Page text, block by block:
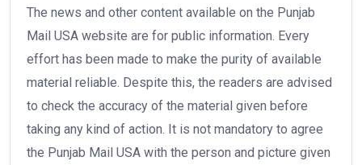
The news and other content available on the Punjab
Mail USA website are for public information. Every
effort has been made to make the purity of available
material reliable. Despite this, the readers are advised
to check the accuracy of the material given before
taking any kind of action. It is not mandatory to agree
the Punjab Mail USA with the person and picture given